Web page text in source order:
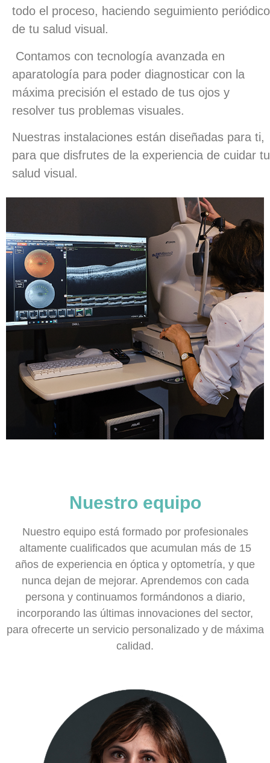
todo el proceso, haciendo seguimiento periódico
de tu salud visual.
Contamos con tecnología avanzada en
aparatología para poder diagnosticar con la
máxima precisión el estado de tus ojos y
resolver tus problemas visuales.
Nuestras instalaciones están diseñadas para ti,
para que disfrutes de la experiencia de cuidar tu
salud visual.
Nuestro equipo
Nuestro equipo está formado por profesionales
altamente cualificados que acumulan más de 15
años de experiencia en óptica y optometría, y que
nunca dejan de mejorar. Aprendemos con cada
persona y continuamos formándonos a diario,
incorporando las últimas innovaciones del sector,
para ofrecerte un servicio personalizado y de máxima
calidad.